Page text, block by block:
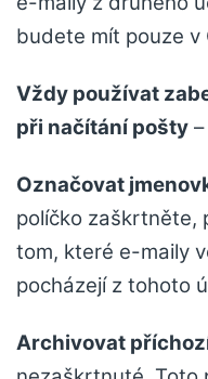
budete mít pouze v
Vždy používat
při načítání pošty
Označovat
políčko zaškrtněte,
tom, které e-maily
pocházejí z tohoto
Archivovat